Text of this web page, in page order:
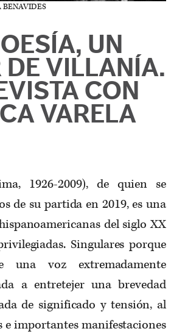
UN
DE VILLANÍA.
CON
VARELA
1926-2009), de quien se
de su partida en 2019, es una
del siglo XX
Singulares porque
una voz extremadamente
a entretejer una brevedad
de significado y tensión, al
e importantes manifestaciones